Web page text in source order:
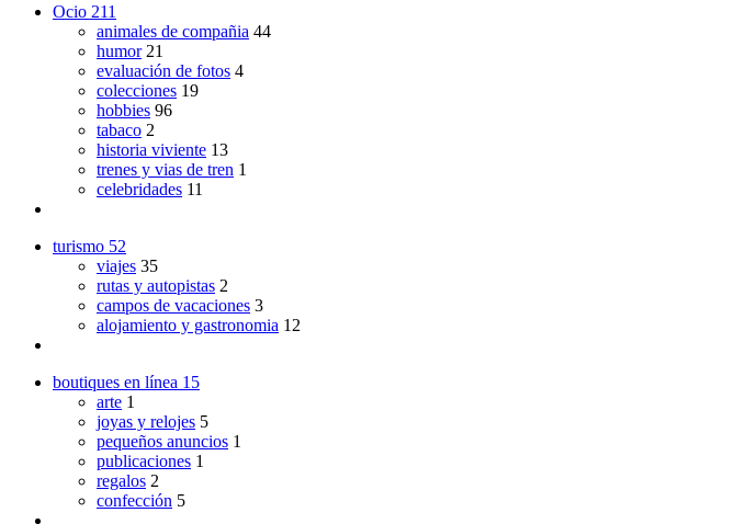
Ocio 211
animales de compañia 44
humor 21
evaluación de fotos 4
colecciones 19
hobbies 96
tabaco 2
historia viviente 13
trenes y vias de tren 1
celebridades 11
turismo 52
viajes 35
rutas y autopistas 2
campos de vacaciones 3
alojamiento y gastronomia 12
boutiques en línea 15
arte 1
joyas y relojes 5
pequeños anuncios 1
publicaciones 1
regalos 2
confección 5